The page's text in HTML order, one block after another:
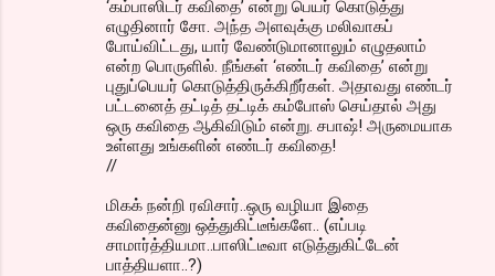
‘கம்பாஸிடர் கவிதை’ என்று பெயர் கொடுத்து
எழுதினார் சோ. அந்த அளவுக்கு மலிவாகப்
போய்விட்டது, யார் வேண்டுமானாலும் எழுதலாம்
என்ற பொருளில். நீங்கள் ‘எண்டர் கவிதை’ என்று
புதுப்பெயர் கொடுத்திருக்கிறீர்கள். அதாவது எண்டர்
பட்டனைத் தட்டித் தட்டிக் கம்போஸ் செய்தால் அது
ஒரு கவிதை ஆகிவிடும் என்று. சபாஷ்! அருமையாக
உள்ளது உங்களின் எண்டர் கவிதை!
//
மிகக் நன்றி ரவிசார்..ஒரு வழியா இதை
கவிதைன்னு ஒத்துகிட்டீங்களே.. (எப்படி
சாமார்த்தியமா..பாஸிட்டீவா எடுத்துகிட்டேன்
பாத்தியளா..?)